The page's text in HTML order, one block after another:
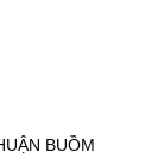
BUỒM